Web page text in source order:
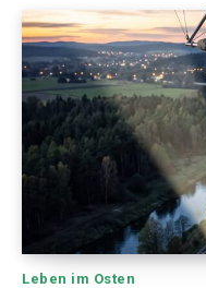
Leben im Osten